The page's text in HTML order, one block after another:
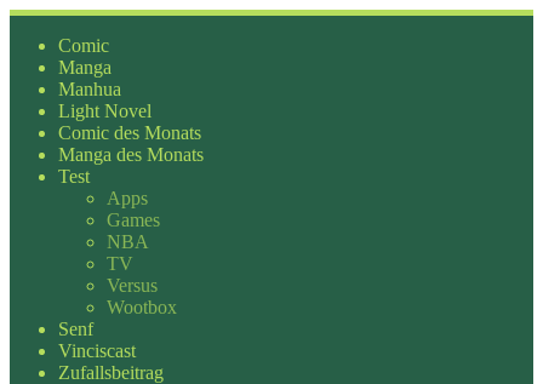
Zum
Inhalt
springen
Comic
Manga
Manhua
Light Novel
Comic des Monats
Manga des Monats
Test
Apps
Games
NBA
TV
Versus
Wootbox
Senf
Vinciscast
Zufallsbeitrag